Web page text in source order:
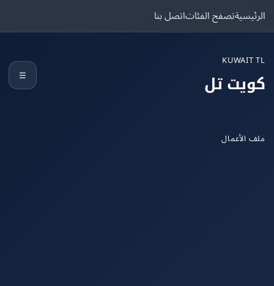
تصفح الفئاتاتصل بنا
تل